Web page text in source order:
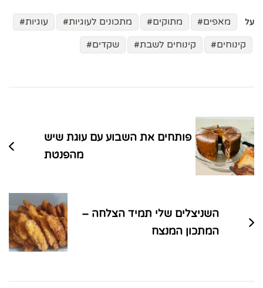
על מאפים מתוקים מתכונים לעוגיות
עוגיות
קינוחים
קינוחים לשבת שקדים
בפוסטים
פותחים את השבוע עם עוגת שיש
מהפנטת
השניצלים שלי תמיד הצלחה –
המתכון המנצח